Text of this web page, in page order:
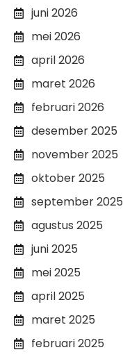
juni 2026
mei 2026
april 2026
maret 2026
februari 2026
desember 2025
november 2025
oktober 2025
september 2025
agustus 2025
juni 2025
mei 2025
april 2025
maret 2025
februari 2025